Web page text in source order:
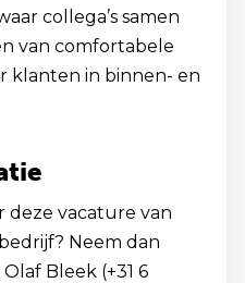
collega’s samen
van comfortabele
klanten in binnen- en
deze vacature van
Neem dan
Bleek (+31 6